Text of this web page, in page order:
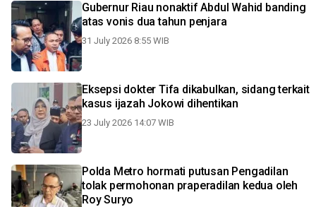
Gubernur Riau nonaktif Abdul Wahid banding
atas vonis dua tahun penjara
31 July 2026 8:55 WIB
Eksepsi dokter Tifa dikabulkan, sidang terkait
kasus ijazah Jokowi dihentikan
23 July 2026 14:07 WIB
Polda Metro hormati putusan Pengadilan
tolak permohonan praperadilan kedua oleh
Roy Suryo